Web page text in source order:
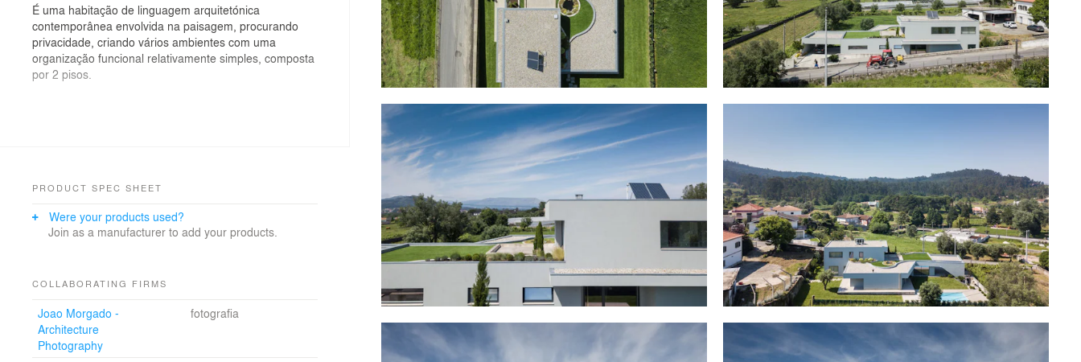
É uma habitação de linguagem arquitetónica
contemporânea envolvida na paisagem, procurando
privacidade, criando vários ambientes com uma
organização funcional relativamente simples, composta
por 2 pisos.
o jardim. Neste piso organizou-se predominantemente
jantar, instalação sanitária de serviço, cozinha e um
escritório.
No piso superior estão dimensionados os quartos e
para um jardim exterior colocado sobre a cobertura do
rés-do-chão.
PRODUCT SPEC SHEET
Were your products used?
Join as a manufacturer to add your products.
COLLABORATING FIRMS
Joao Morgado -
Architecture
Photography
fotografia